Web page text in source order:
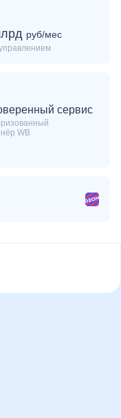
руб/мес
сервис
WB